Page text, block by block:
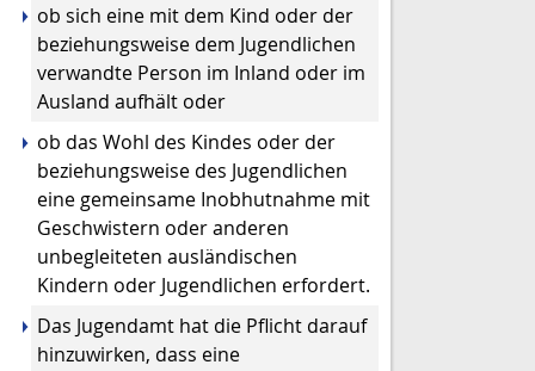
ob sich eine mit dem Kind oder der
beziehungsweise dem Jugendlichen
verwandte Person im Inland oder im
Ausland aufhält oder
ob das Wohl des Kindes oder der
beziehungsweise des Jugendlichen
eine gemeinsame Inobhutnahme mit
Geschwistern oder anderen
unbegleiteten ausländischen
Kindern oder Jugendlichen erfordert.
Das Jugendamt hat die Pflicht darauf
hinzuwirken, dass eine